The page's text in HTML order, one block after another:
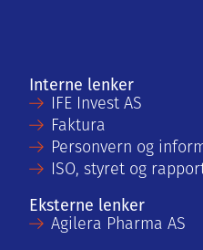
Interne lenker
IFE Invest AS
Faktura
Personvern og
ISO, styret og
Eksterne lenker
Agilera Pharma AS